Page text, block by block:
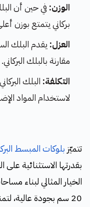
الوزن:في حين أن
بركاني يتمتع
العزل: يقدم البلك
مقارنة بالبلك البركاني.
التكلفة: البلك
لاستخدام المواد
تتميّز بلوكات المبسط
بقدرتها الاستثنائية
الخيار المثالي لبناء
20 سم بجودة عالية،